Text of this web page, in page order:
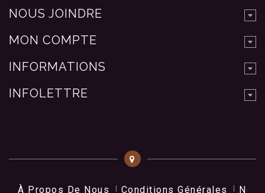
NOUS JOINDRE
MON COMPTE
INFORMATIONS
INFOLETTRE
À Propos De Nous Conditions Générales Nos